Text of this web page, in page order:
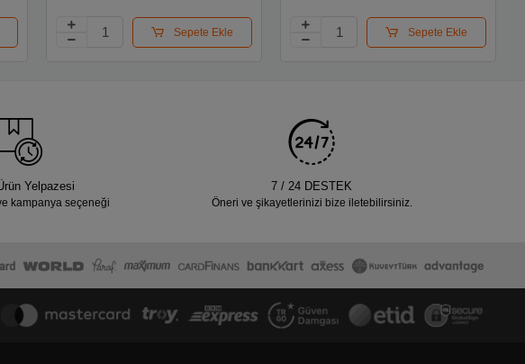
Sepete Ekle Sepete Ekle
Yelpazesi
kampanya seçeneği
7 / 24 DESTEK
Öneri ve şikayetlerinizi bize iletebilirsiniz.